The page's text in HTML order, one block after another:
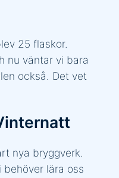
25 flaskor.
nu väntar vi bara
också. Det vet
nya bryggverk.
lära oss